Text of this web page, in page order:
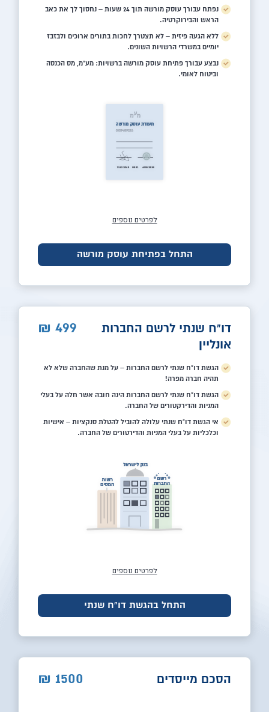
נפתח עבורך עוסק מורשה תוך 24 שעות – נחסוך לך את כאב
הראש והבירוקרטיה.
ללא הגעה פיזית – לא תצטרך לחכות בתורים ארוכים ולבזבז
יומיים במשרדי הרשויות השונים.
נבצע עבורך פתיחת עוסק מורשה ברשויות: מע"מ, מס הכנסה
וביטוח לאומי.
לפרטים נוספים
התחל בפתיחת עוסק מורשה
499
₪
דו"ח שנתי לרשם החברות
אונליין
הגשת דו"ח שנתי לרשם החברות – על מנת שהחברה שלא לא
תהיה חברה מפרה!
הגשת דו"ח שנתי לרשם החברות הינה חובה אשר חלה על בעלי
המניות והדירקטורים של החברה.
אי הגשת דו"ח שנתי עלולה להוביל להטלת סנקציות – אישיות
וכלכליות על בעלי המניות והדירטורים של החברה.
לפרטים נוספים
התחל בהגשת דו"ח שנתי
1500
₪ הסכם מייסדים